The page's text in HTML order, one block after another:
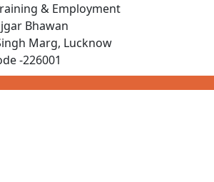
& Employment
Bhawan
Marg, Lucknow
-226001